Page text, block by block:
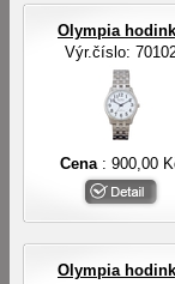
Olympia
Výr.číslo:
Cena : 900,00
Olympia